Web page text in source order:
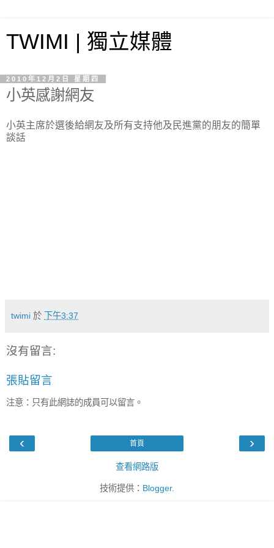
TWIMI | 獨立媒體
2010年12月2日 星期四
小英感謝網友
小英主席於選後給網友及所有支持他及民進黨的朋友的簡單
談話
twimi 於 下午3:37
沒有留言:
張貼留言
注意：只有此網誌的成員可以留言。
‹ ›
首頁
查看網路版
技術提供： Blogger.